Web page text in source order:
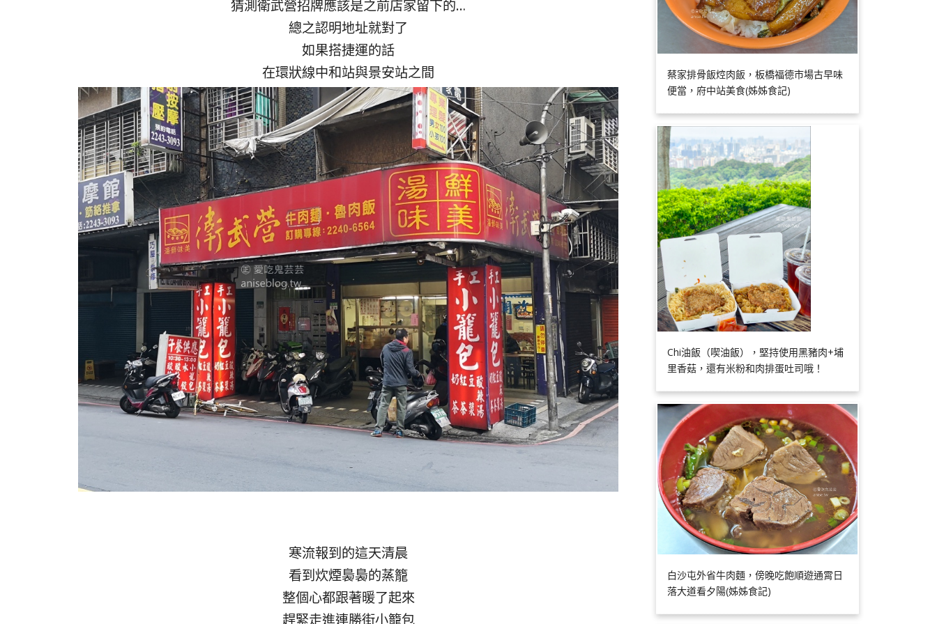
猜測衛武營招牌應該是之前店家留下的…
總之認明地址就對了
如果搭捷運的話
在環狀線中和站與景安站之間
寒流報到的這天清晨
看到炊煙裊裊的蒸籠
整個心都跟著暖了起來
趕緊走進連勝街小籠包
蔡家排骨飯焢肉飯，板橋福德市場古早味
便當，府中站美食(姊姊食記)
Chi油飯（喫油飯），堅持使用黑豬肉+埔
里香菇，還有米粉和肉排蛋吐司哦！
白沙屯外省牛肉麵，傍晚吃飽順遊通霄日
落大道看夕陽(姊姊食記)